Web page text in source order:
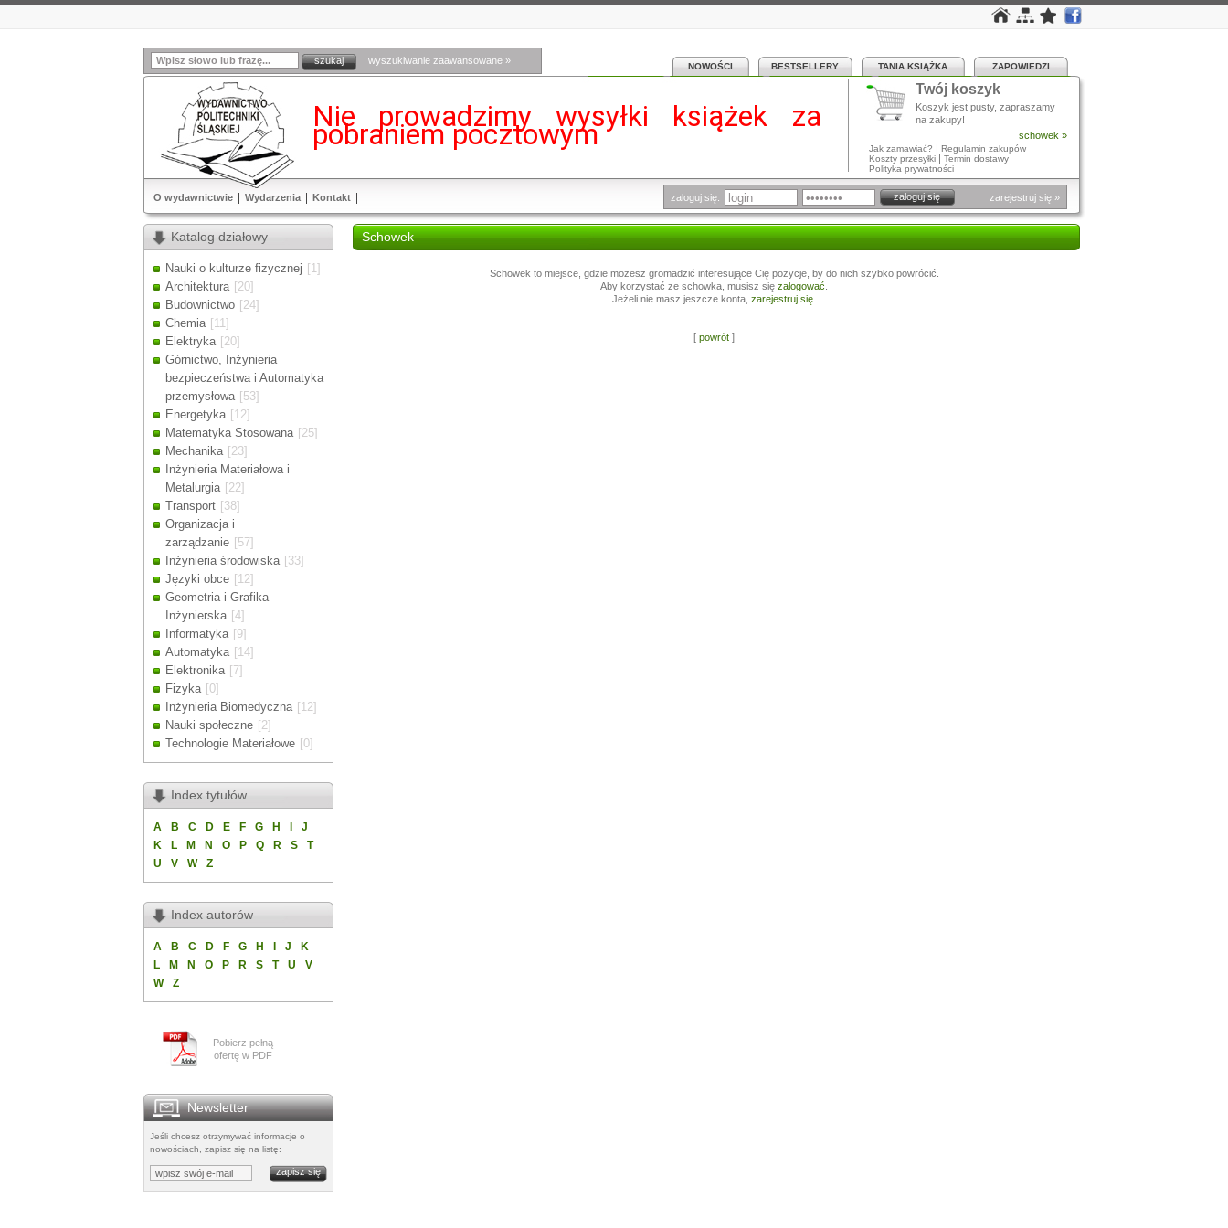
wyszukiwanie zaawansowane »
NOWOŚCI BESTSELLERY TANIA KSIĄŻKA ZAPOWIEDZI
Nie prowadzimy wysyłki książek za
pobraniem pocztowym
Drodzy Klienci!
Twój koszyk
Koszyk jest pusty, zapraszamy
na zakupy!
schowek »
Jak zamawiać? | Regulamin zakupów
Koszty przesyłki | Termin dostawy
Polityka prywatności
O wydawnictwie Wydarzenia Kontakt zaloguj się: zarejestruj się »
Katalog działowy
Nauki o kulturze fizycznej [1]
Architektura [20]
Budownictwo [24]
Chemia [11]
Elektryka [20]
Górnictwo, Inżynieria
bezpieczeństwa i Automatyka
przemysłowa [53]
Energetyka [12]
Matematyka Stosowana [25]
Mechanika [23]
Inżynieria Materiałowa i
Metalurgia [22]
Transport [38]
Organizacja i
zarządzanie [57]
Inżynieria środowiska [33]
Języki obce [12]
Geometria i Grafika
Inżynierska [4]
Informatyka [9]
Automatyka [14]
Elektronika [7]
Fizyka [0]
Inżynieria Biomedyczna [12]
Nauki społeczne [2]
Technologie Materiałowe [0]
Index tytułów
A B C D E F G H
J
K
L M N O P Q R S
T
U
V W Z
Index autorów
A B C D F G H J
K
L
M N O P R S T U
V
W
Z
Pobierz pełną
ofertę w PDF
Newsletter
Jeśli chcesz otrzymywać informacje o
nowościach, zapisz się na listę:
Schowek
Schowek to miejsce, gdzie możesz gromadzić interesujące Cię pozycje, by do nich szybko powrócić.
Aby korzystać ze schowka, musisz sięzalogować
Jeżeli nie masz jeszcze konta,zarejestruj się
[powrót ]